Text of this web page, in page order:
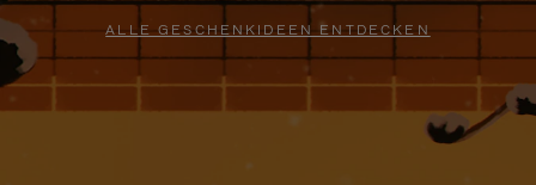
ALLE GESCHENKIDEEN ENTDECKEN